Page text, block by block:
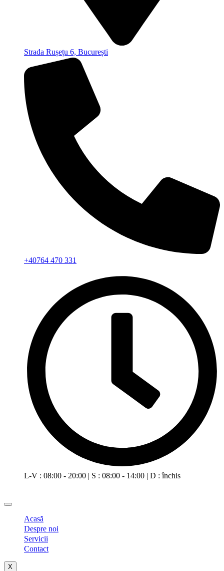
Strada Rușețu 6, București
+40764 470 331
L-V : 08:00 - 20:00 | S : 08:00 - 14:00 | D : închis
Acasă
Despre noi
Servicii
Contact
X